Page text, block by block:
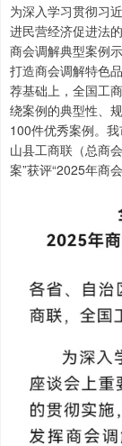
为深入学习贯彻习
进民营经济促进法
商会调解典型案例
打造商会调解特色
荐基础上，全国工
绕案例的典型性、
100件优秀案例。
山县工商联（总商
案”获评“2025年商